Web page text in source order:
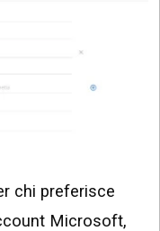
chi preferisce
Microsoft,